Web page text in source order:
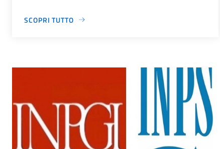
SCOPRI TUTTO